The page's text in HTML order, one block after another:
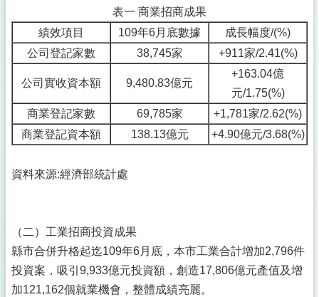
表一 商業招商成果
績效項目
109年6月底數據
成長幅度/(%)
公司登記家數
38,745家 +911家/2.41(%)
公司實收資本額 9,480.83億元
+163.04億
元/1.75(%)
商業登記家數
69,785家
+1,781家/2.62(%)
商業登記資本額
138.13億元 +4.90億元/3.68(%)
資料來源:經濟部統計處
（二）工業招商投資成果
縣市合併升格起迄109年6月底，本市工業合計增加2,796件
投資案，吸引9,933億元投資額，創造17,806億元產值及增
加121,162個就業機會，整體成績亮麗。